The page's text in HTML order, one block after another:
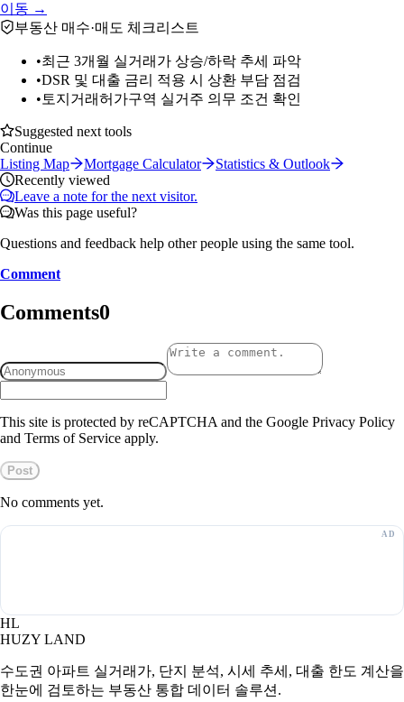
이동 →
부동산 매수·매도 체크리스트
•최근 3개월 실거래가 상승/하락 추세 파악
•DSR 및 대출 금리 적용 시 상환 부담 점검
• 토지거래허가구역 실거주 의무 조건 확인
Suggested next tools
Continue
Listing Map
Mortgage Calculator
Statistics & Outlook
Recently viewed
Leave a note for the next visitor.
Was this page useful?
Questions and feedback help other people using the same tool.
Comment
Comments0
This site is protected by reCAPTCHA and the Google Privacy Policy
and Terms of Service apply.
Post
No comments yet.
HL
HUZY LAND
수도권 아파트 실거래가, 단지 분석, 시세 추세, 대출 한도 계산을
한눈에 검토하는 부동산 통합 데이터 솔루션.